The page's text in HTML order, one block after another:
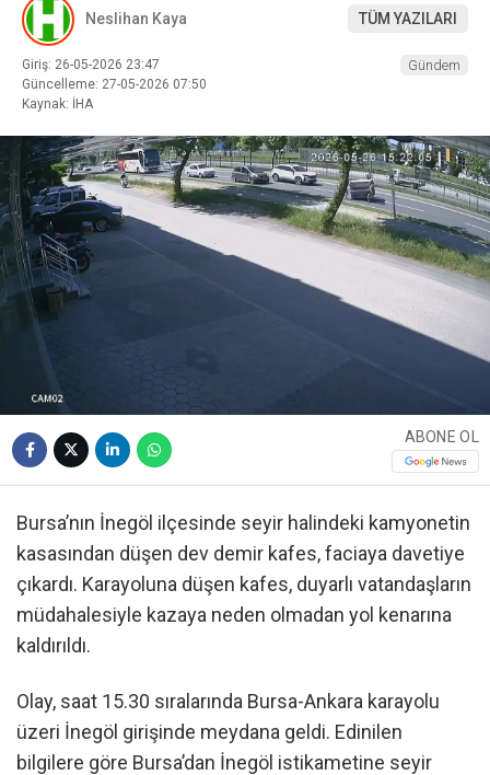
Neslihan Kaya TÜM YAZILARI
Giriş: 26-05-2026 23:47
Güncelleme: 27-05-2026 07:50
Kaynak: İHA
Gündem
ABONE OL
Bursa’nın İnegöl ilçesinde seyir halindeki kamyonetin
kasasından düşen dev demir kafes, faciaya davetiye
çıkardı. Karayoluna düşen kafes, duyarlı vatandaşların
müdahalesiyle kazaya neden olmadan yol kenarına
kaldırıldı.
Olay, saat 15.30 sıralarında Bursa-Ankara karayolu
üzeri İnegöl girişinde meydana geldi. Edinilen
bilgilere göre Bursa’dan İnegöl istikametine seyir